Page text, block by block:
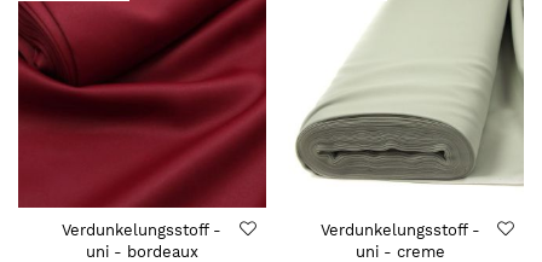
Verdunkelungsstoff -
uni - bordeaux
Verdunkelungsstoff -
uni - creme